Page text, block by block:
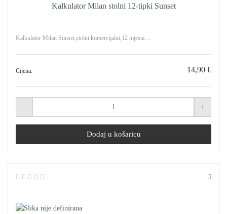
Kalkulator Milan stolni 12-tipki Sunset
Kalkulator Milan Sunset,stolni komercijalni,12 mjesta ...
Cijena: 14,90 €